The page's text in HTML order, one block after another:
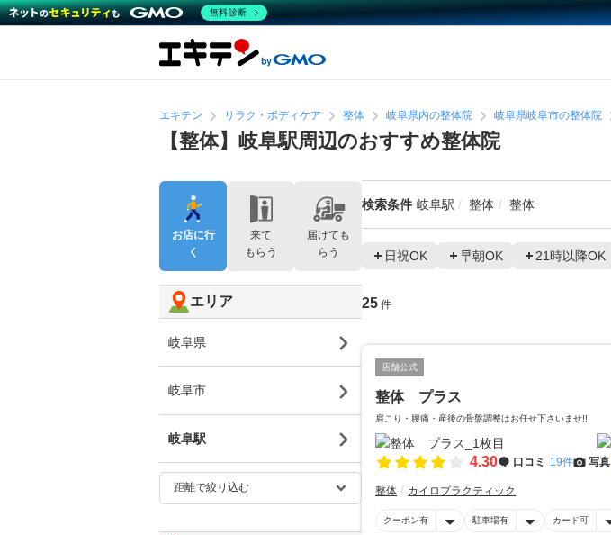
エキテン リラク・ボディケア 整体 岐阜県内の整体院 岐阜県岐阜市の整体院
【整体】岐阜駅周辺のおすすめ整体院
検索条件 岐阜駅 整体 整体
日祝OK 早朝OK 21時以降OK
25 件
店舗公式
整体 プラス
肩こり・腰痛・産後の骨盤調整はお任せ下さいませ!!
4.30 口コミ 19件 写真
整体 カイロプラクティック
クーポン有 駐車場有 カード可
お店に行
く
来て
もらう
届けても
らう
エリア
岐阜県
岐阜市
岐阜駅
無料診断